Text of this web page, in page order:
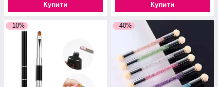
Купити Купити
–10% –40%